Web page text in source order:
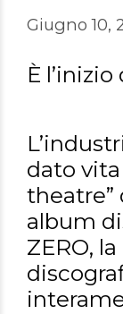
Giugno 10,
È
dato
album
ZERO,